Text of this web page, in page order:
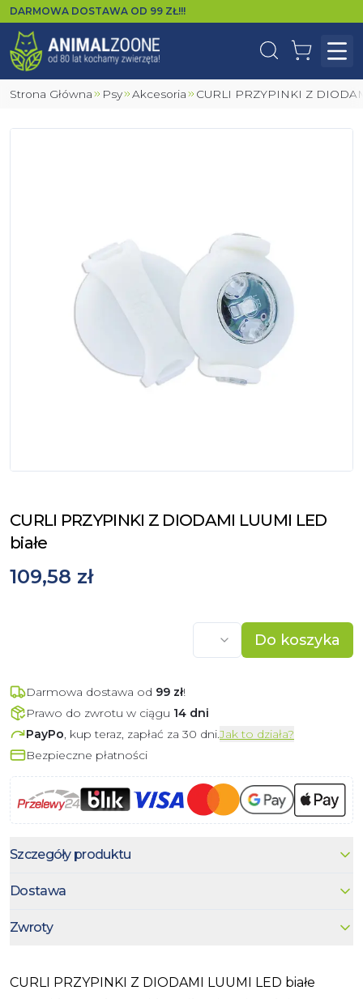
DARMOWA DOSTAWA OD 99 ZŁ!!!
WyszukajKoszyk
Strona Główna Psy Akcesoria CURLI PRZYPINKI Z
CURLI PRZYPINKI Z DIODAMI LUUMI LED
białe
109,58 zł
Do koszyka
Darmowa dostawa od 99 zł!
Prawo do zwrotu w ciągu 14 dni
PayPo, kup teraz, zapłać za 30 dni.Jak to działa?
Bezpieczne płatności
Szczegóły produktu
Dostawa
Zwroty
CURLI PRZYPINKI Z DIODAMI LUUMI LED białe